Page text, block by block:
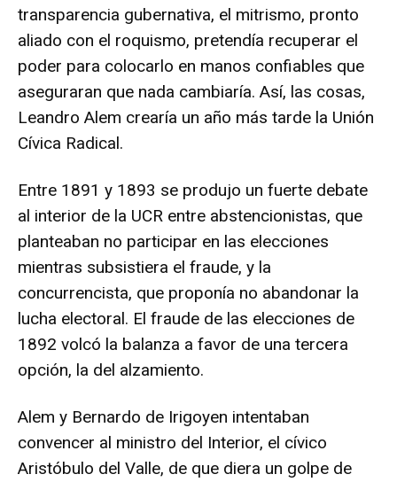
transparencia gubernativa, el mitrismo, pronto
aliado con el roquismo, pretendía recuperar el
poder para colocarlo en manos confiables que
aseguraran que nada cambiaría. Así, las cosas,
Leandro Alem crearía un año más tarde la Unión
Cívica Radical.
Entre 1891 y 1893 se produjo un fuerte debate
al interior de la UCR entre abstencionistas, que
planteaban no participar en las elecciones
mientras subsistiera el fraude, y la
concurrencista, que proponía no abandonar la
lucha electoral. El fraude de las elecciones de
1892 volcó la balanza a favor de una tercera
opción, la del alzamiento.
Alem y Bernardo de Irigoyen intentaban
convencer al ministro del Interior, el cívico
Aristóbulo del Valle, de que diera un golpe de